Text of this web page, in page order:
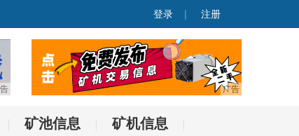
登录 | 注册
矿池信息 矿机信息